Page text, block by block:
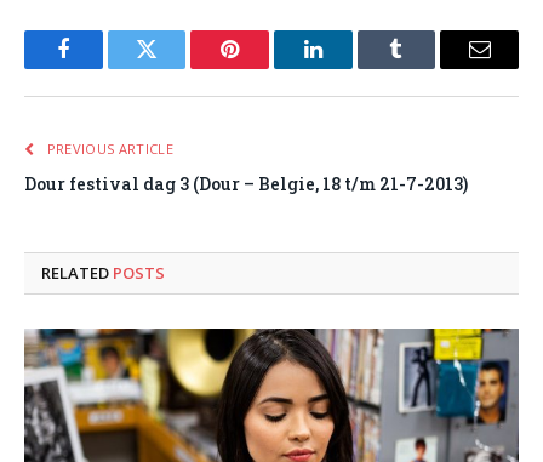
FacebookTwitter Pinterest LinkedInTumblr Email
PREVIOUS ARTICLE
Dour festival dag 3 (Dour – Belgie, 18 t/m 21-7-2013)
RELATED POSTS